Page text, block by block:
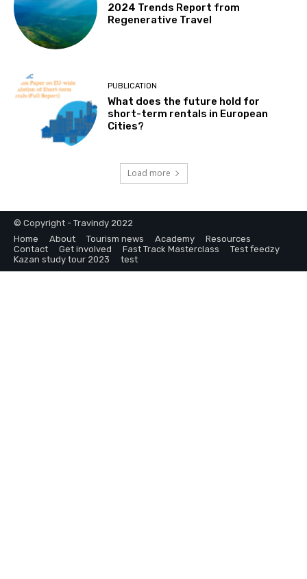
2024 Trends Report from
Regenerative Travel
PUBLICATION
What does the future hold for
short-term rentals in European
Cities?
Load more
© Copyright - Travindy 2022
Home
About Tourism news Academy
Resources
Contact
Get involved Fast Track Masterclass
Test feedzy
Kazan study tour 2023
test